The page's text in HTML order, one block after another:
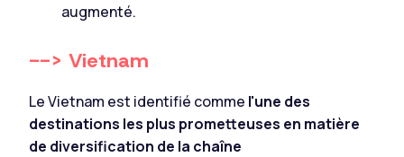
augmenté.
--> Vietnam
Le Vietnam est identifié comme l'une des
destinations les plus prometteuses en matière
de diversification de la chaîne